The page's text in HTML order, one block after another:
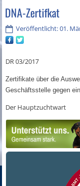
DNA-Zertifkat
Veröffentlicht: 01.
DR 03/2017
Zertifikate über die
Geschäftsstelle gegen
Der Hauptzuchtwart